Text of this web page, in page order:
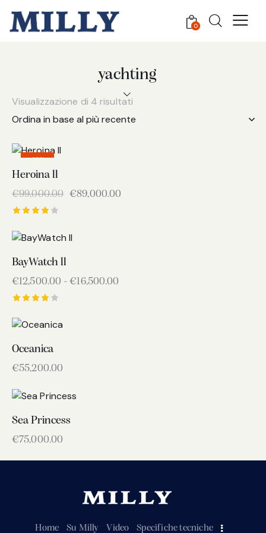
0
yachting
Visualizzazione di 4 risultati
Heroina ll
€99,000.00 €89,000.00
4.00
su 5
BayWatch ll
€12,500.00 - €16,500.00
4.00
su 5
Oceanica
€55,200.00
Sea Princess
€75,000.00
Home Su Milly Video Specifiche tecniche